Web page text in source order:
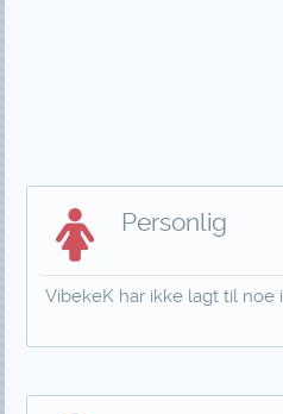
Personlig
VibekeK har ikke lagt til noe